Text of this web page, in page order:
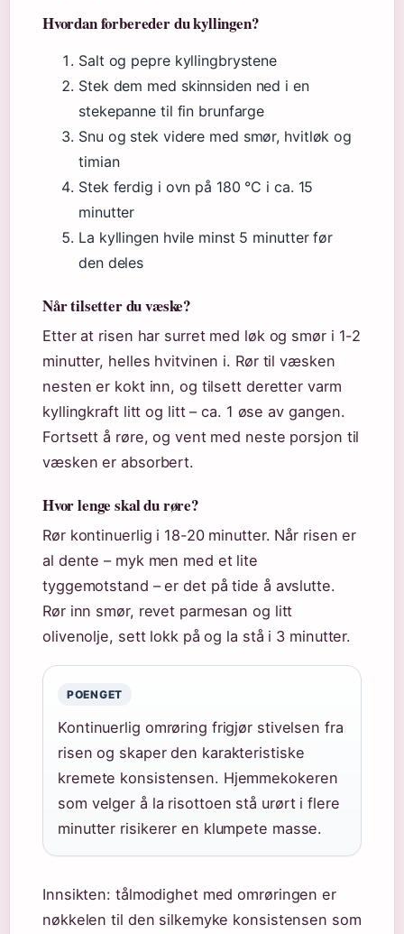
Hvordan forbereder du kyllingen?
Salt og pepre kyllingbrystene
Stek dem med skinnsiden ned i en
stekepanne til fin brunfarge
Snu og stek videre med smør, hvitløk og
timian
Stek ferdig i ovn på 180 °C i ca. 15
minutter
La kyllingen hvile minst 5 minutter før
den deles
Når tilsetter du væske?
Etter at risen har surret med løk og smør i 1-2
minutter, helles hvitvinen i. Rør til væsken
nesten er kokt inn, og tilsett deretter varm
kyllingkraft litt og litt – ca. 1 øse av gangen.
Fortsett å røre, og vent med neste porsjon til
væsken er absorbert.
Hvor lenge skal du røre?
Rør kontinuerlig i 18-20 minutter. Når risen er
al dente – myk men med et lite
tyggemotstand – er det på tide å avslutte.
Rør inn smør, revet parmesan og litt
olivenolje, sett lokk på og la stå i 3 minutter.
POENGET
Kontinuerlig omrøring frigjør stivelsen fra
risen og skaper den karakteristiske
kremete konsistensen. Hjemmekokeren
som velger å la risottoen stå urørt i flere
minutter risikerer en klumpete masse.
Innsikten: tålmodighet med omrøringen er
nøkkelen til den silkemyke konsistensen som